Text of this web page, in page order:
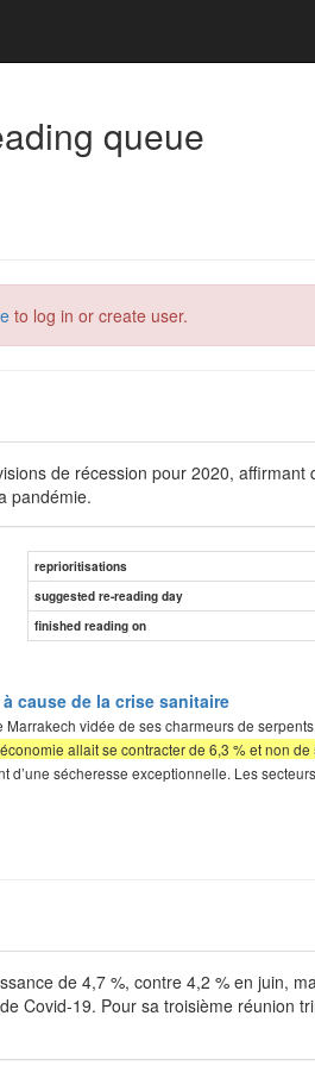
queue
to log in or create user.
de récession pour 2020,
pandémie.
reprioritisations
suggested re-reading day
finished reading on
cause de la crise sanitaire
vidée de ses charmeurs de
allait se contracter de 6,3 % et non
sécheresse exceptionnelle. Les
de 4,7 %, contre 4,2 % en juin,
de Covid-19. Pour sa troisième réunion